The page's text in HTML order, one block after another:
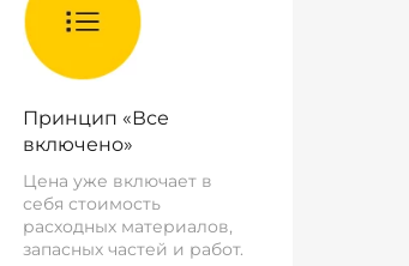
Принцип «Все
включено»
Цена уже включает в
себя стоимость
расходных материалов,
запасных частей и работ.